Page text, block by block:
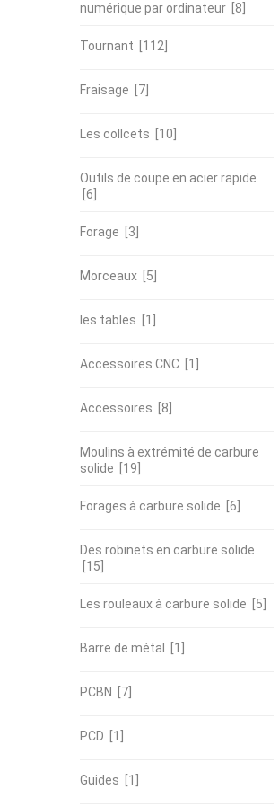
numérique par ordinateur [8]
Tournant [112]
Fraisage [7]
Les collcets [10]
Outils de coupe en acier rapide
[6]
Forage [3]
Morceaux [5]
les tables [1]
Accessoires CNC [1]
Accessoires [8]
Moulins à extrémité de carbure
solide [19]
Forages à carbure solide [6]
Des robinets en carbure solide
[15]
Les rouleaux à carbure solide [5]
Barre de métal [1]
PCBN [7]
PCD [1]
Guides [1]